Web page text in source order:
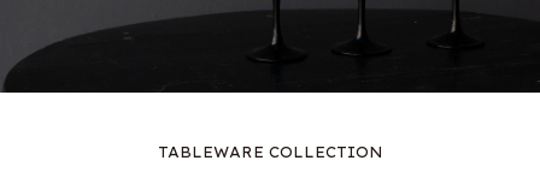
TABLEWARE COLLECTION